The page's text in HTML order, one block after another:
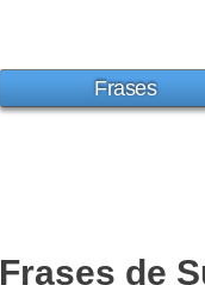
Frases
Frases de